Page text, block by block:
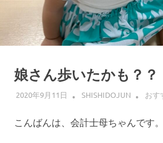
娘さん歩いたかも？？
2020年9月11日 SHISHIDOJUN おす
こんばんは、会計士母ちゃんです。